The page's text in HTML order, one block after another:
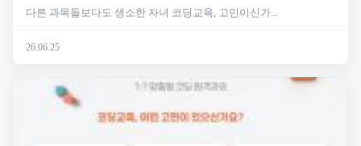
다른 과목들보다도 생소한 자녀 코딩교육, 고민이신가...
26.06.25